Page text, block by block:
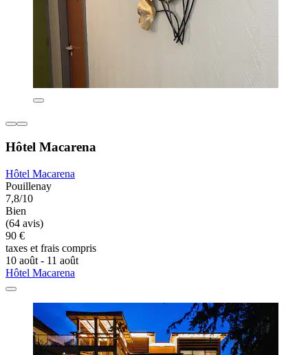
Hôtel Macarena
Hôtel Macarena
Pouillenay
7,8/10
Bien
(64 avis)
90 €
taxes et frais compris
10 août - 11 août
Hôtel Macarena